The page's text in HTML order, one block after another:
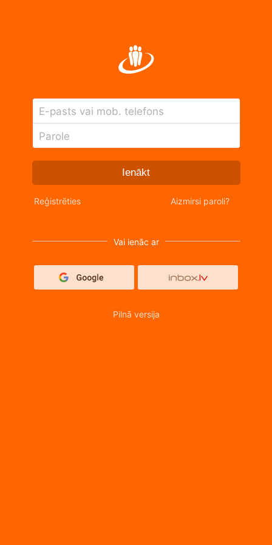
E-pasts vai mob. telefons
Parole
Ienākt
Reģistrēties Aizmirsi paroli?
Vai ienāc ar
Pilnā versija